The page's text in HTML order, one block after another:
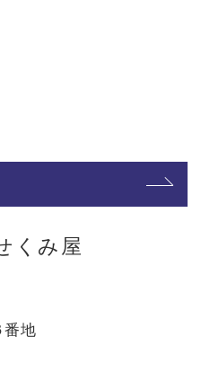
くみ屋
地